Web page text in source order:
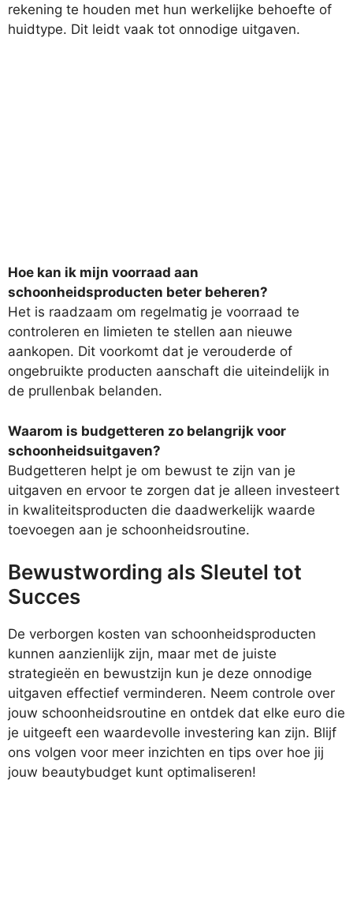
rekening te houden met hun werkelijke behoefte of
huidtype. Dit leidt vaak tot onnodige uitgaven.
Hoe kan ik mijn voorraad aan
schoonheidsproducten beter beheren?
Het is raadzaam om regelmatig je voorraad te
controleren en limieten te stellen aan nieuwe
aankopen. Dit voorkomt dat je verouderde of
ongebruikte producten aanschaft die uiteindelijk in
de prullenbak belanden.
Waarom is budgetteren zo belangrijk voor
schoonheidsuitgaven?
Budgetteren helpt je om bewust te zijn van je
uitgaven en ervoor te zorgen dat je alleen investeert
in kwaliteitsproducten die daadwerkelijk waarde
toevoegen aan je schoonheidsroutine.
Bewustwording als Sleutel tot
Succes
De verborgen kosten van schoonheidsproducten
kunnen aanzienlijk zijn, maar met de juiste
strategieën en bewustzijn kun je deze onnodige
uitgaven effectief verminderen. Neem controle over
jouw schoonheidsroutine en ontdek dat elke euro die
je uitgeeft een waardevolle investering kan zijn. Blijf
ons volgen voor meer inzichten en tips over hoe jij
jouw beautybudget kunt optimaliseren!